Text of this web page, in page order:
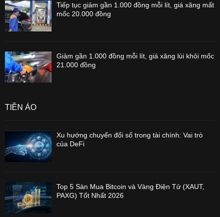
Tiếp tục giảm gần 1.000 đồng mỗi lít, giá xăng mất
mốc 20.000 đồng
Giảm gần 1.000 đồng mỗi lít, giá xăng lùi khỏi mốc
21.000 đồng
TIỀN ẢO
Xu hướng chuyển đổi số trong tài chính: Vai trò
của DeFi
Top 5 Sàn Mua Bitcoin và Vàng Điện Tử (XAUT,
PAXG) Tốt Nhất 2026